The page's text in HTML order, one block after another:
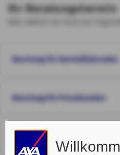
Ihr Beratungstermin
Beratung für Geschäftskunden
Beratung für Privatkunden
Beratung für den öffentlichen